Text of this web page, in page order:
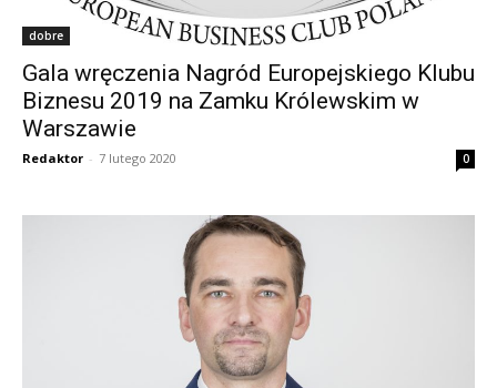
dobre
Gala wręczenia Nagród Europejskiego Klubu
Biznesu 2019 na Zamku Królewskim w
Warszawie
Redaktor - 7 lutego 2020 0